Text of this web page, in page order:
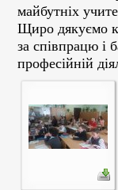
майбутніх
Щиро дякуємо
за співпрацю і
професійній